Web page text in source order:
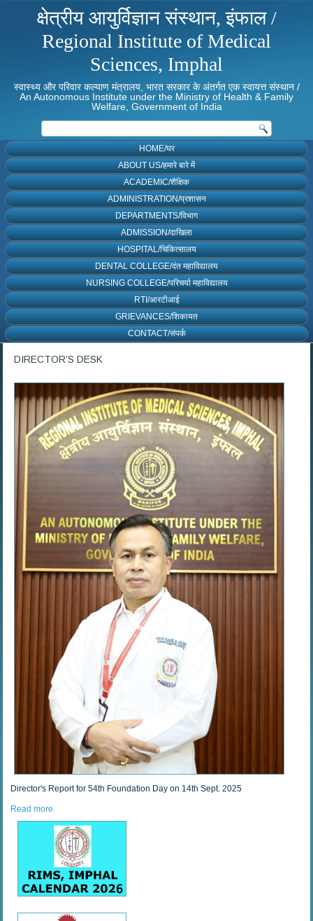
क्षेत्रीय आयुर्विज्ञान संस्थान, इंफाल /
Regional Institute of Medical
Sciences, Imphal
स्वास्थ्य और परिवार कल्याण मंत्रालय, भारत सरकार के अंतर्गत एक स्वायत्त संस्थान /
An Autonomous Institute under the Ministry of Health & Family
Welfare, Government of India
HOME/घर
ABOUT US/हमारे बारे में
ACADEMIC/शैक्षिक
ADMINISTRATION/प्रशासन
DEPARTMENTS/विभाग
ADMISSION/दाखिला
HOSPITAL/चिकित्सालय
DENTAL COLLEGE/दंत महाविद्यालय
NURSING COLLEGE/परिचर्या महाविद्यालय
RTI/आरटीआई
GRIEVANCES/शिकायत
CONTACT/संपर्क
DIRECTOR’S DESK
Director's Report for 54th Foundation Day on 14th Sept. 2025
Read more